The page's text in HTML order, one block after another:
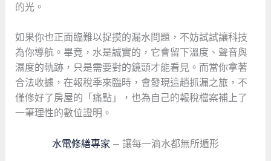
的光。
如果你也正面臨難以捉摸的漏水問題，不妨試試讓科技
為你導航。畢竟，水是誠實的，它會留下溫度、聲音與
濕度的軌跡，只是需要對的鏡頭才能看見。而當你拿著
合法收據，在報稅季來臨時，會發現這趟抓漏之旅，不
僅修好了房屋的「痛點」，也為自己的報稅檔案補上了
一筆理性的數位證明。
水電修繕專家 — 讓每一滴水都無所遁形